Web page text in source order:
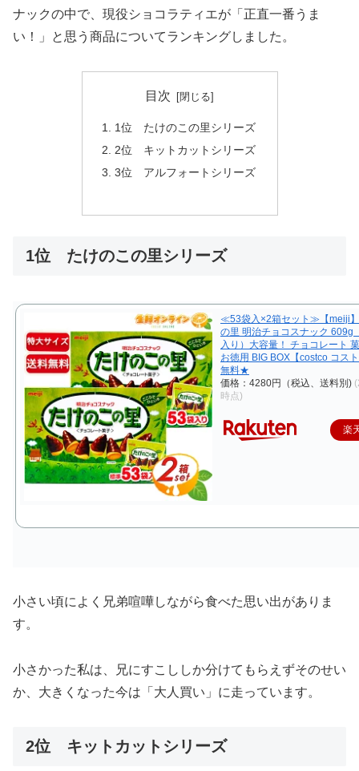
ナックの中で、現役ショコラティエが「正直一番うま
い！」と思う商品についてランキングしました。
目次
1位 たけのこの里シリーズ
2位 キットカットシリーズ
3位 アルフォートシリーズ
1位 たけのこの里シリーズ
≪53袋入×2箱セット≫【meiji
の里 明治チョコスナック 609g
入り）大容量！ チョコレート
お徳用 BIG BOX【costco コス
無料★
価格：4280円（税込、送料別)
時点)
楽
小さい頃によく兄弟喧嘩しながら食べた思い出がありま
す。
小さかった私は、兄にすこししか分けてもらえずそのせい
か、大きくなった今は「大人買い」に走っています。
2位 キットカットシリーズ